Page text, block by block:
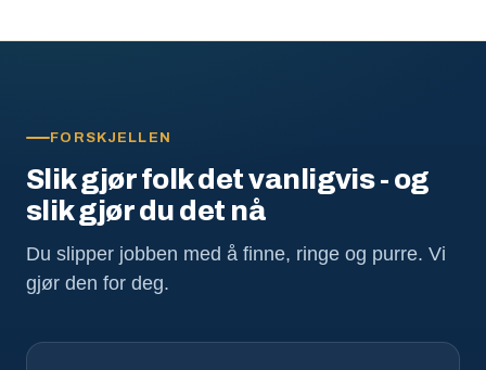
FORSKJELLEN
Slik gjør folk det vanligvis - og
slik gjør du det nå
Du slipper jobben med å finne, ringe og purre. Vi
gjør den for deg.